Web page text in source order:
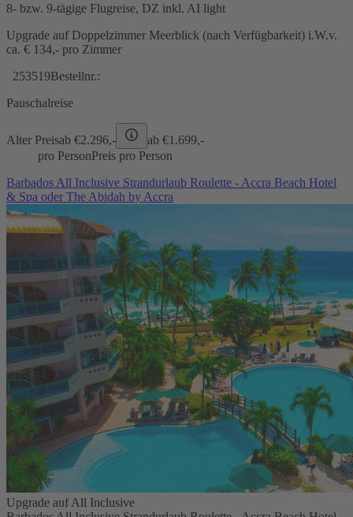
8- bzw. 9-tägige Flugreise, DZ inkl. AI light
Upgrade auf Doppelzimmer Meerblick (nach Verfügbarkeit) i.W.v.
ca. € 134,- pro Zimmer
253519Bestellnr.:
Pauschalreise
Alter Preisab €2.296,- ab €1.699,-
pro PersonPreis pro Person
Barbados All Inclusive Strandurlaub Roulette - Accra Beach Hotel
& Spa oder The Abidah by Accra
Upgrade auf All Inclusive